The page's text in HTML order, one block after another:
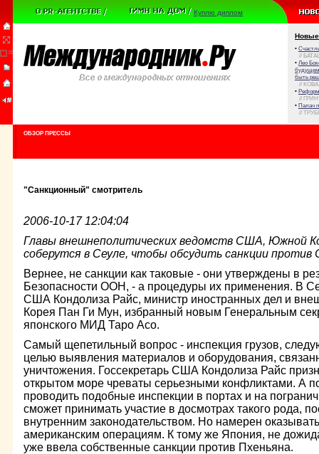
Куплю диплом
Новые
•
//
• Лео
будущем
быть
//
•
//
• Палач
//
ОБЗОР ПРЕССЫ
"Санкционный" смотритель
2006-10-17 12:04:04
Главы внешнеполитических ведомств США, Южной
соберутся в Сеуле, чтобы обсудить санкции против
Вернее, не санкции как таковые - они утверждены в
Безопасности ООН, - а процедуры их применения. В
США Кондолиза Райс, министр иностранных дел и
Корея Пан Ги Мун, избранный новым Генеральным
японского МИД Таро Асо.
Самый щепетильный вопрос - инспекция грузов,
целью выявления материалов и оборудования,
уничтожения. Госсекретарь США Кондолиза Райс
открытом море чреваты серьезными конфликтами. А
проводить подобные инспекции в портах и на
сможет принимать участие в досмотрах такого рода,
внутренним законодательством. Но намерен
американским операциям. К тому же Япония, не
уже ввела собственные санкции против Пхеньяна.